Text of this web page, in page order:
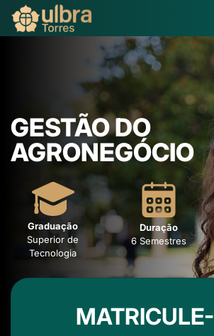
GESTÃO DO
AGRONEGÓCIO
Graduação
Superior de
Tecnologia
Duração
6 Semestres